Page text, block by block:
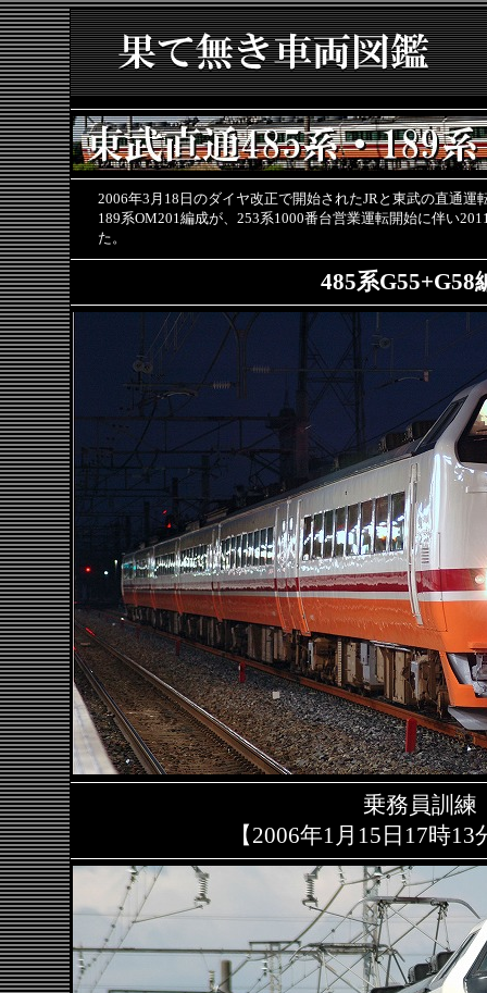
2006年3月18日のダイヤ改正で開始されたJRと東武の直通運
189系OM201編成が、253系1000番台営業運転開始に伴い
た。
485系G55+G58
乗務員訓練
【2006年1月15日17時